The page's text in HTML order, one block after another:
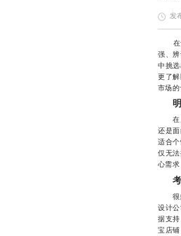
发
在贵
强、
中挑
更了
市场的
在启
还是
适合
仅无
心需求
很多
设计
据支
宝店